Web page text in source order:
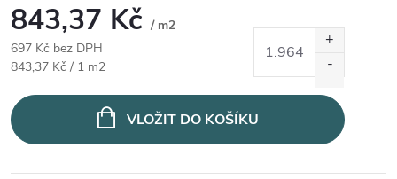
843,37 Kč / m2
697 Kč bez DPH
Měrná cena:
843,37 Kč / 1 m2
VLOŽIT DO KOŠÍKU